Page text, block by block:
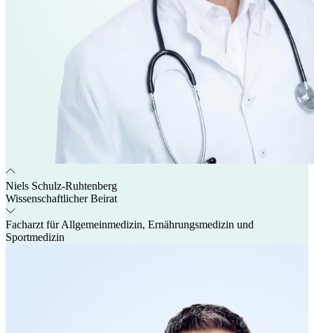
Niels Schulz-Ruhtenberg
Wissenschaftlicher Beirat
Facharzt für Allgemeinmedizin, Ernährungsmedizin und
Sportmedizin